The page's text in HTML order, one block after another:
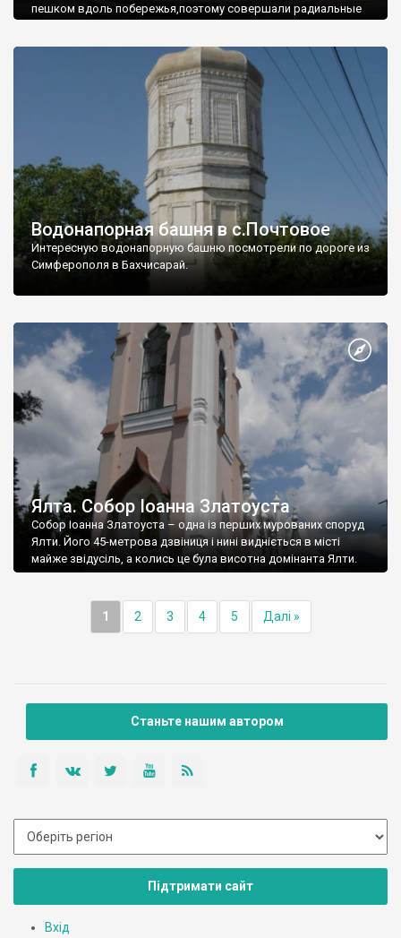
пешком вдоль побережья,поэтому совершали радиальные
Водонапорная башня в с.Почтовое
Интересную водонапорную башню посмотрели по дороге из
Симферополя в Бахчисарай.
Ялта. Собор Іоанна Златоуста
Собор Іоанна Златоуста – одна із перших мурованих споруд
Ялти. Його 45-метрова дзвіниця і нині видніється в місті
майже звідусіль, а колись це була висотна домінанта Ялти.
1 2 3 4 5 Далі »
Станьте нашим автором
Підтримати сайт
Вхід